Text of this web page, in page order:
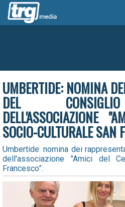
UMBERTIDE: NOMINA
DEL
DELL'ASSOCIAZIONE
SOCIO-CULTURALE SAN
Umbertide: nomina dei
dell'associazione "Amici del
Francesco”.